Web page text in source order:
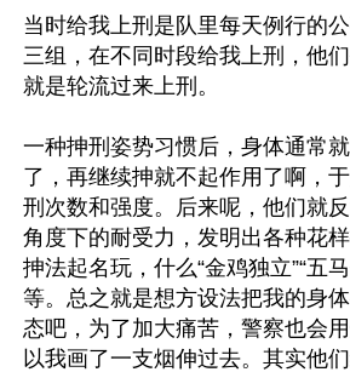
当时给我上刑是队里每天例行的
三组，在不同时段给我上刑，他
就是轮流过来上刑。
一种抻刑姿势习惯后，身体通常
了，再继续抻就不起作用了啊，
刑次数和强度。后来呢，他们就
角度下的耐受力，发明出各种花
抻法起名玩，什么“金鸡独立”“五
等。总之就是想方设法把我的身
态吧，为了加大痛苦，警察也会
以我画了一支烟伸过去。其实他